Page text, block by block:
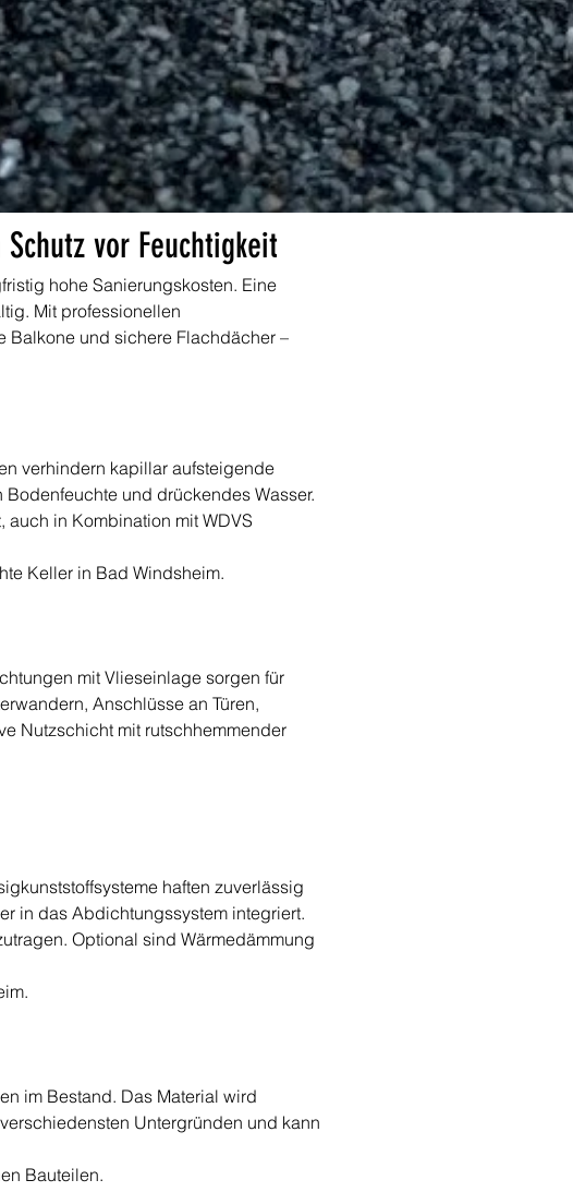
vor Feuchtigkeit
hohe Sanierungskosten. Eine
Mit professionellen
Balkone und sichere Flachdächer –
verhindern kapillar aufsteigende
und drückendes Wasser.
in Kombination mit WDVS
Keller in Bad Windsheim.
mit Vlieseinlage sorgen für
Anschlüsse an Türen,
Nutzschicht mit rutschhemmender
haften zuverlässig
in das Abdichtungssystem integriert.
Optional sind Wärmedämmung
im Bestand. Das Material wird
Untergründen und kann
Bauteilen.